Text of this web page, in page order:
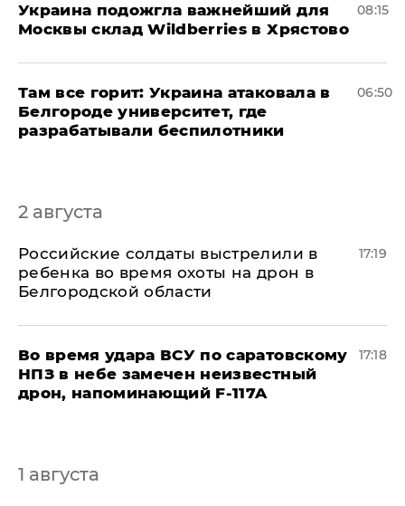
Украина подожгла важнейший для
Москвы склад Wildberries в Хрястово
08:15
Там все горит: Украина атаковала в
Белгороде университет, где
разрабатывали беспилотники
06:50
2 августа
Российские солдаты выстрелили в
ребенка во время охоты на дрон в
Белгородской области
17:19
Во время удара ВСУ по саратовскому
НПЗ в небе замечен неизвестный
дрон, напоминающий F-117A
17:18
1 августа